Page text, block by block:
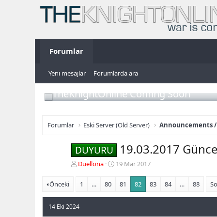
Forumlar
Yeni mesajlar Forumlarda ara
TheKnightOnline Coming Soon
Forumlar Eski Server (Old Server) Announcements
DUYURU 19.03.2017
K
n
u
y
Duellona
B
a
19 Mar 2017
Önceki 1 … 80 81 82 83 84 … 88
14 Eki 2024